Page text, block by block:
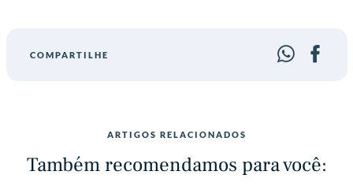
COMPARTILHE
ARTIGOS RELACIONADOS
Também recomendamos para você: